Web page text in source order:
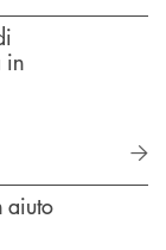
in
aiuto